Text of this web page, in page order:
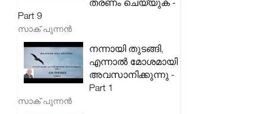
തരണം ചെയ്യുക -
Part 9
സാക് പുന്നൻ
നന്നായി തുടങ്ങി,
എന്നാൽ മോശമായി
അവസാനിക്കുന്നു -
Part 1
സാക് പുന്നൻ